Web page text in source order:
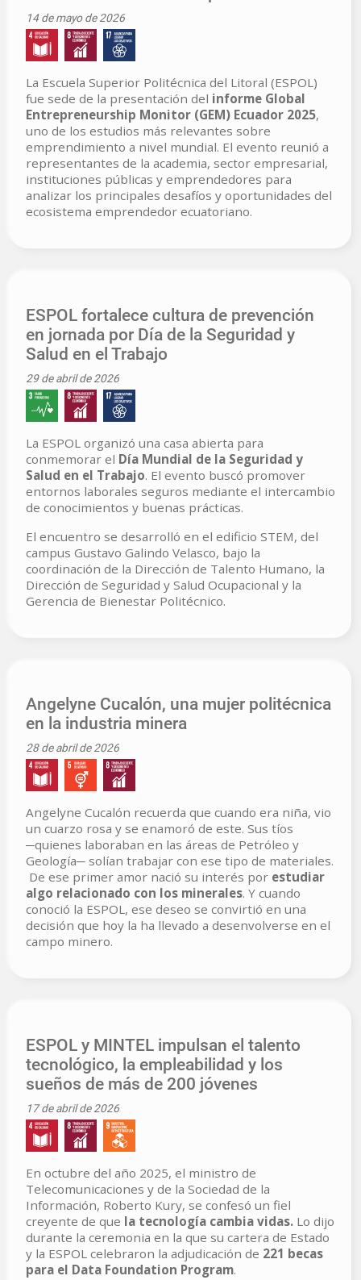
14 de mayo de 2026
La Escuela Superior Politécnica del Litoral (ESPOL)
fue sede de la presentación del informe Global
Entrepreneurship Monitor (GEM) Ecuador 2025,
uno de los estudios más relevantes sobre
emprendimiento a nivel mundial. El evento reunió a
representantes de la academia, sector empresarial,
instituciones públicas y emprendedores para
analizar los principales desafíos y oportunidades del
ecosistema emprendedor ecuatoriano.
ESPOL fortalece cultura de prevención
en jornada por Día de la Seguridad y
Salud en el Trabajo
29 de abril de 2026
La ESPOL organizó una casa abierta para
conmemorar el Día Mundial de la Seguridad y
Salud en el Trabajo. El evento buscó promover
entornos laborales seguros mediante el intercambio
de conocimientos y buenas prácticas.
El encuentro se desarrolló en el edificio STEM, del
campus Gustavo Galindo Velasco, bajo la
coordinación de la Dirección de Talento Humano, la
Dirección de Seguridad y Salud Ocupacional y la
Gerencia de Bienestar Politécnico.
Angelyne Cucalón, una mujer politécnica
en la industria minera
28 de abril de 2026
Angelyne Cucalón recuerda que cuando era niña, vio
un cuarzo rosa y se enamoró de este. Sus tíos
─quienes laboraban en las áreas de Petróleo y
Geología─ solían trabajar con ese tipo de materiales.
De ese primer amor nació su interés por estudiar
algo relacionado con los minerales. Y cuando
conoció la ESPOL, ese deseo se convirtió en una
decisión que hoy la ha llevado a desenvolverse en el
campo minero.
ESPOL y MINTEL impulsan el talento
tecnológico, la empleabilidad y los
sueños de más de 200 jóvenes
17 de abril de 2026
En octubre del año 2025, el ministro de
Telecomunicaciones y de la Sociedad de la
Información, Roberto Kury, se confesó un fiel
creyente de que la tecnología cambia vidas. Lo dijo
durante la ceremonia en la que su cartera de Estado
y la ESPOL celebraron la adjudicación de 221 becas
para el Data Foundation Program.